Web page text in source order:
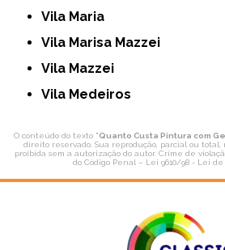
Vila Maria
Vila Marisa Mazzei
Vila Mazzei
Vila Medeiros
O conteúdo do texto "Quanto Custa Pintura com
direito reservado. Sua reprodução, parcial ou total,
proibida sem a autorização do autor. Crime de
do Código Penal – Lei 9610/98 - Lei